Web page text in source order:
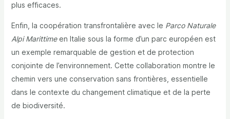
plus efficaces.
Enfin, la coopération transfrontalière avec le Parco Naturale
Alpi Marittimeen Italie sous la forme d’un parc européen est
un exemple remarquable de gestion et de protection
conjointe de l’environnement. Cette collaboration montre le
chemin vers une conservation sans frontières, essentielle
dans le contexte du changement climatique et de la perte
de biodiversité.